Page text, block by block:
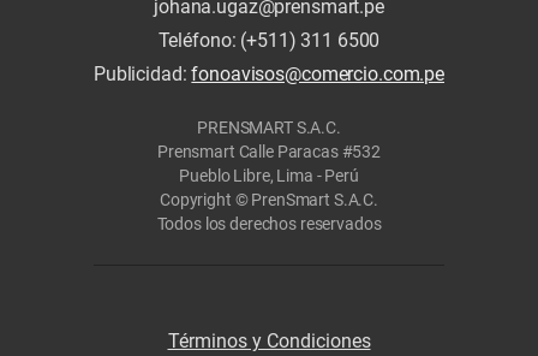
johana.ugaz@prensmart.pe
Teléfono: (+511) 311 6500
Publicidad:fonoavisos@comercio.com.pe
PRENSMART S.A.C.
Prensmart Calle Paracas #532
Pueblo Libre, Lima - Perú
Copyright © PrenSmart S.A.C.
Todos los derechos reservados
Términos y Condiciones